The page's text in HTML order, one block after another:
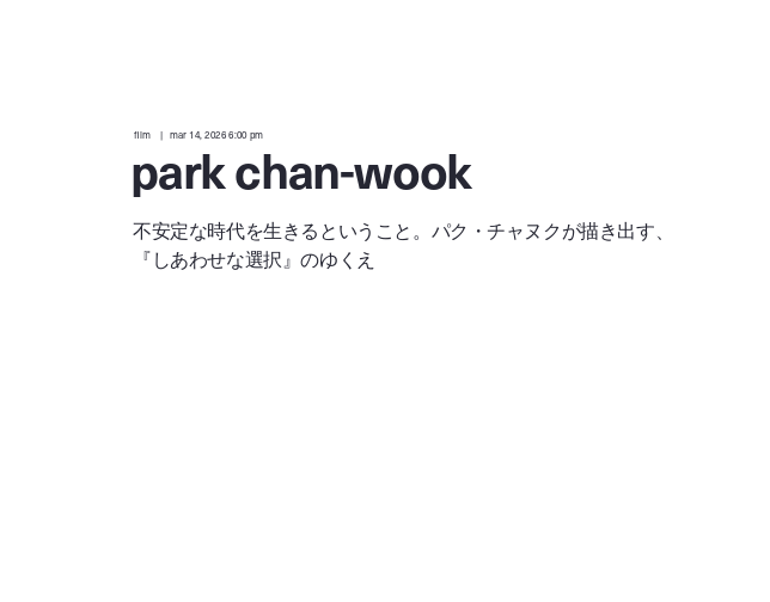
film mar 14, 2026 6:00 pm
park chan-wook
不安定な時代を生きるということ。パク・チャヌクが描き出す、
『しあわせな選択』のゆくえ